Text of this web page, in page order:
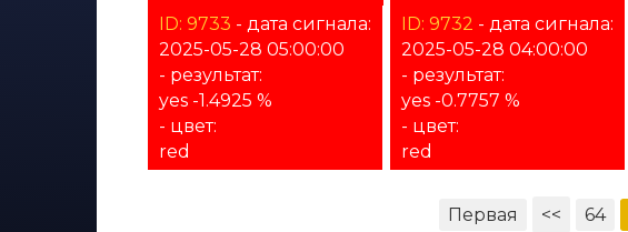
ID: 9733 - дата сигнала:
2025-05-28 05:00:00
- результат:
yes -1.4925 %
- цвет:
red
ID: 9732 - дата сигнала:
2025-05-28 04:00:00
- результат:
yes -0.7757 %
- цвет:
red
Первая << 64